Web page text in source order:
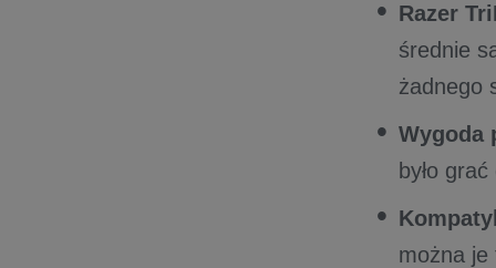
Razer
średnie
żadnego
Wygoda
było
można je